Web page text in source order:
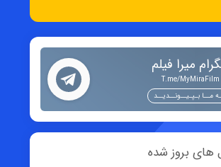
میرا فیلم
T.me/MyMiraFilm
مــا بـپـیــونــدیــد
های بروز شده